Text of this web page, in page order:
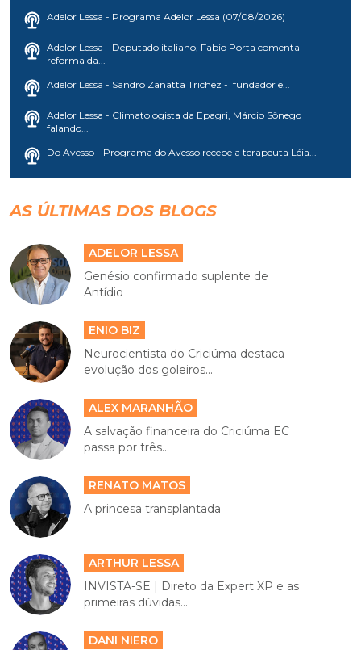
Adelor Lessa - Programa Adelor Lessa (07/08/2026)
Adelor Lessa - Deputado italiano, Fabio Porta comenta
reforma da...
Adelor Lessa - Sandro Zanatta Trichez - fundador e...
Adelor Lessa - Climatologista da Epagri, Márcio Sônego
falando...
Do Avesso - Programa do Avesso recebe a terapeuta Léia...
AS ÚLTIMAS DOS BLOGS
ADELOR LESSA
Genésio confirmado suplente de
Antídio
ENIO BIZ
Neurocientista do Criciúma destaca
evolução dos goleiros...
ALEX MARANHÃO
A salvação financeira do Criciúma EC
passa por três...
RENATO MATOS
A princesa transplantada
ARTHUR LESSA
INVISTA-SE | Direto da Expert XP e as
primeiras dúvidas...
DANI NIERO